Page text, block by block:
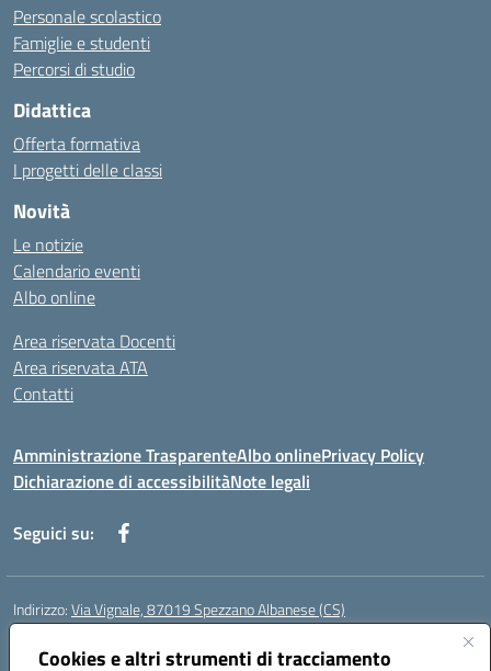
Cookies e altri strumenti di tracciamento
Personale scolastico
Famiglie e studenti
Percorsi di studio
Didattica
Offerta formativa
I progetti delle classi
Novità
Le notizie
Calendario eventi
Albo online
Area riservata Docenti
Area riservata ATA
Contatti
Amministrazione TrasparenteAlbo onlinePrivacy Policy
Dichiarazione di accessibilitàNote legali
Seguici su:
Indirizzo:Via Vignale, 87019 Spezzano Albanese (CS)
Centralino:
Posta elettronica certificata (PEC):csic878003@pec.istruzione.it